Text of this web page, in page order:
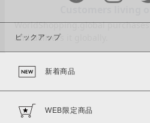
価格
～
商品タイプ
ピックアップ
新着商品
WEB限定商品